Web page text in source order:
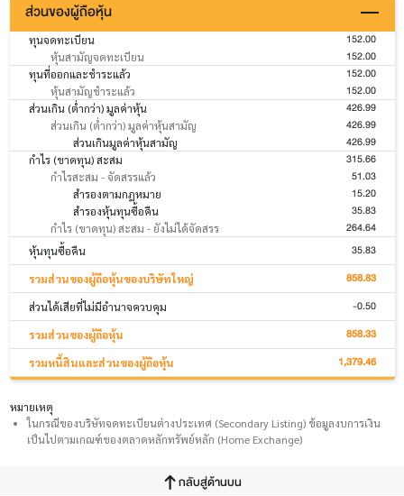
ส่วนของผู้ถือหุ้น
ทุนจดทะเบียน 152.00
หุ้นสามัญจดทะเบียน 152.00
ทุนที่ออกและชำระแล้ว 152.00
หุ้นสามัญชำระแล้ว 152.00
ส่วนเกิน (ต่ำกว่า) มูลค่าหุ้น 426.99
ส่วนเกิน (ต่ำกว่า) มูลค่าหุ้นสามัญ 426.99
ส่วนเกินมูลค่าหุ้นสามัญ 426.99
กำไร (ขาดทุน) สะสม 315.66
กำไรสะสม - จัดสรรแล้ว 51.03
สำรองตามกฎหมาย 15.20
สำรองหุ้นทุนซื้อคืน 35.83
กำไร (ขาดทุน) สะสม - ยังไม่ได้จัดสรร 264.64
หุ้นทุนซื้อคืน 35.83
รวมส่วนของผู้ถือหุ้นของบริษัทใหญ่ 858.83
ส่วนได้เสียที่ไม่มีอำนาจควบคุม -0.50
รวมส่วนของผู้ถือหุ้น 858.33
รวมหนี้สินและส่วนของผู้ถือหุ้น 1,379.46
หมายเหตุ
ในกรณีของบริษัทจดทะเบียนต่างประเทศ (Secondary Listing) ข้อมูลงบการเงิน
เป็นไปตามเกณฑ์ของตลาดหลักทรัพย์หลัก (Home Exchange)
กลับสู่ด้านบน